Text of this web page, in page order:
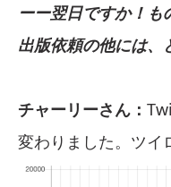
ーー翌日ですか！も
出版依頼の他には、
チャーリーさん：
変わりました。ツ